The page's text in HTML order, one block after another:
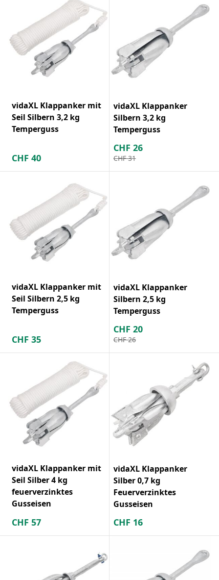
vidaXL Klappanker mit
Seil Silbern 3,2 kg
Temperguss
CHF 40
vidaXL Klappanker
Silbern 3,2 kg
Temperguss
CHF 26
CHF 31
vidaXL Klappanker mit
Seil Silbern 2,5 kg
Temperguss
CHF 35
vidaXL Klappanker
Silbern 2,5 kg
Temperguss
CHF 20
CHF 26
vidaXL Klappanker mit
Seil Silber 4 kg
feuerverzinktes
Gusseisen
CHF 57
vidaXL Klappanker
Silber 0,7 kg
Feuerverzinktes
Gusseisen
CHF 16